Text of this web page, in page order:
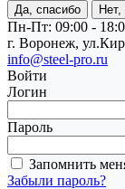
Да, спасибо Нет,
Пн-Пт: 09:00 -
г. Воронеж,
info@steel-pro.ru
Войти
Логин
Пароль
Запомнить
Забыли пароль?